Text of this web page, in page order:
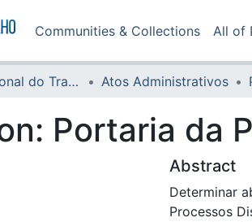
Communities & Collections All of
Tribunal Regional do Trabalho da 16ª Região Atos Administrativos
Portaria da
Abstract
Determinar
Processos